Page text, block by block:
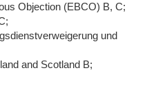
Objection (EBCO) B, C;
und
and Scotland B;